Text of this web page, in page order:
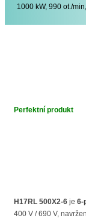
1000 kW, 990 ot./
Perfektní produkt
H17RL 500X2-6 je 6-
400 V / 690 V,